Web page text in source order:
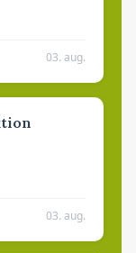
03. aug.
03. aug.